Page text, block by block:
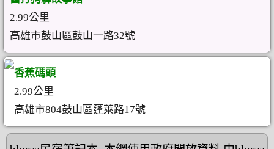
2.99公里
高雄市鼓山區鼓山一路32號
香蕉碼頭
2.99公里
高雄市804鼓山區蓬萊路17號